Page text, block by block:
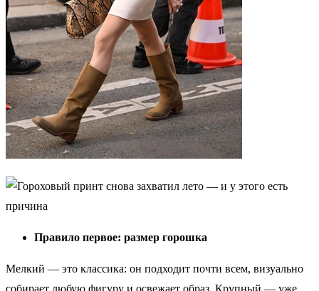
Правило первое: размер горошка
Мелкий — это классика: он подходит почти всем, визуально